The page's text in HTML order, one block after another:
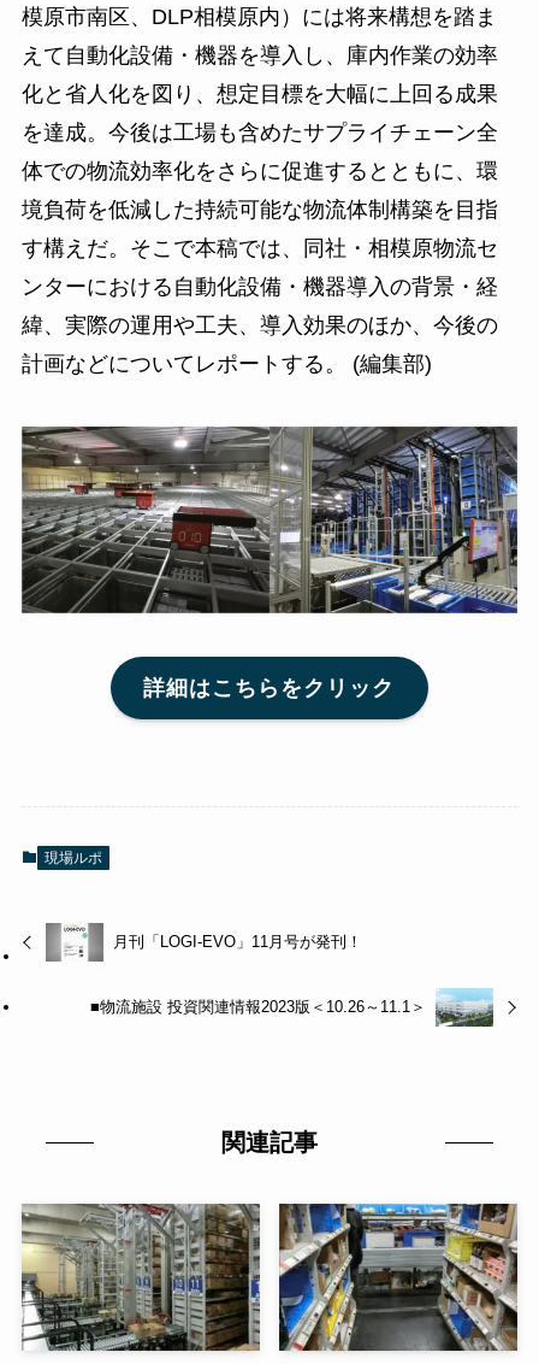
模原市南区、DLP相模原内）には将来構想を踏ま
えて自動化設備・機器を導入し、庫内作業の効率
化と省人化を図り、想定目標を大幅に上回る成果
を達成。今後は工場も含めたサプライチェーン全
体での物流効率化をさらに促進するとともに、環
境負荷を低減した持続可能な物流体制構築を目指
す構えだ。そこで本稿では、同社・相模原物流セ
ンターにおける自動化設備・機器導入の背景・経
緯、実際の運用や工夫、導入効果のほか、今後の
計画などについてレポートする。 (編集部)
詳細はこちらをクリック
現場ルポ
月刊「LOGI-EVO」11月号が発刊！
■物流施設 投資関連情報2023版＜10.26～11.1＞
関連記事